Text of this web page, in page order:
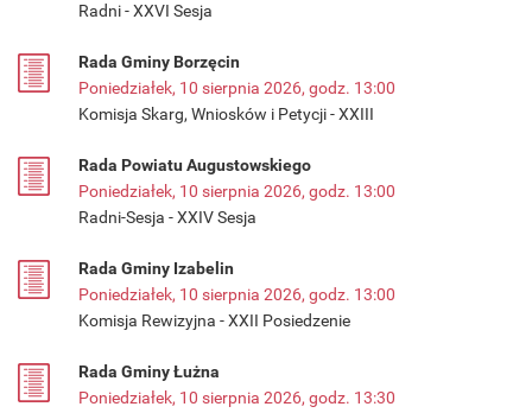
Radni - XXVI Sesja
Rada Gminy Borzęcin
Poniedziałek, 10 sierpnia 2026, godz. 13:00
Komisja Skarg, Wniosków i Petycji - XXIII
Rada Powiatu Augustowskiego
Poniedziałek, 10 sierpnia 2026, godz. 13:00
Radni-Sesja - XXIV Sesja
Rada Gminy Izabelin
Poniedziałek, 10 sierpnia 2026, godz. 13:00
Komisja Rewizyjna - XXII Posiedzenie
Rada Gminy Łużna
Poniedziałek, 10 sierpnia 2026, godz. 13:30